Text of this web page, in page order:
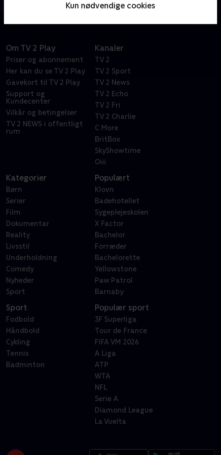
Kun nødvendige cookies
Om TV 2 Play
Priser og abonnement
Her kan du se TV 2 Play
Gavekort til TV 2 Play
Support og
Kundecenter
Vilkår og betingelser
TV 2 NEWS i offentligt
rum
Kanaler
TV 2
TV 2 Sport
TV 2 News
TV 2 Echo
TV 2 Fri
TV 2 Charlie
C More
BritBox
SkyShowtime
Oiii
Kategorier
Børn
Serier
Film
Dokumentar
Reality
Livsstil
Underholdning
Comedy
Nyheder
Sport
Populært
Klovn
Badehotellet
Sygeplejeskolen
X Factor
Bachelor
Forræder
Bachelorette
Yellowstone
Paw Patrol
Barnaby
Sport
Fodbold
Håndbold
Cykling
Tennis
Badminton
Populær sport
3F Superliga
Tour de France
FIFA VM 2026
A Liga
ATP
WTA
NFL
Serie A
Diamond League
La Vuelta